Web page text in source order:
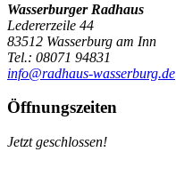
Wasserburger Radhaus
Ledererzeile 44
83512 Wasserburg am Inn
Tel.: 08071 94831
info@radhaus-wasserburg.de
Öffnungszeiten
Jetzt geschlossen!